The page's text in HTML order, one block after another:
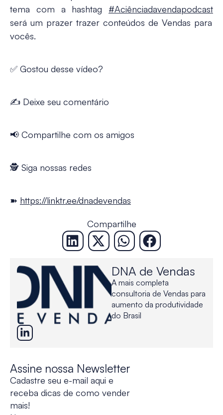
tema com a hashtag #Aciênciadavendapodcast
será um prazer trazer conteúdos de Vendas para
vocês.
✅ Gostou desse vídeo?
✍️ Deixe seu comentário
📢 Compartilhe com os amigos
🕵 Siga nossas redes
➽ https://linktr.ee/dnadevendas
Compartilhe
DNA de Vendas
A mais completa
consultoria de Vendas para
aumento da produtividade
do Brasil
Assine nossa Newsletter
Cadastre seu e-mail aqui e
receba dicas de como vender
mais!